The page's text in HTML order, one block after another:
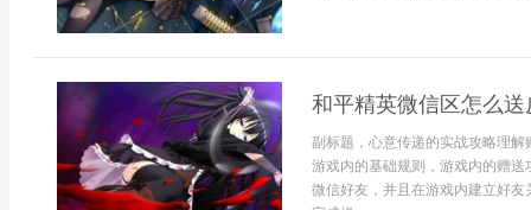
和平精英微信区怎么
副标题，心意传递的实战攻略理
游戏内的基础规则，游戏内的赠
微信好友，并且在游戏内建立好